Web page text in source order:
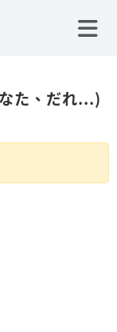
た、だれ...)